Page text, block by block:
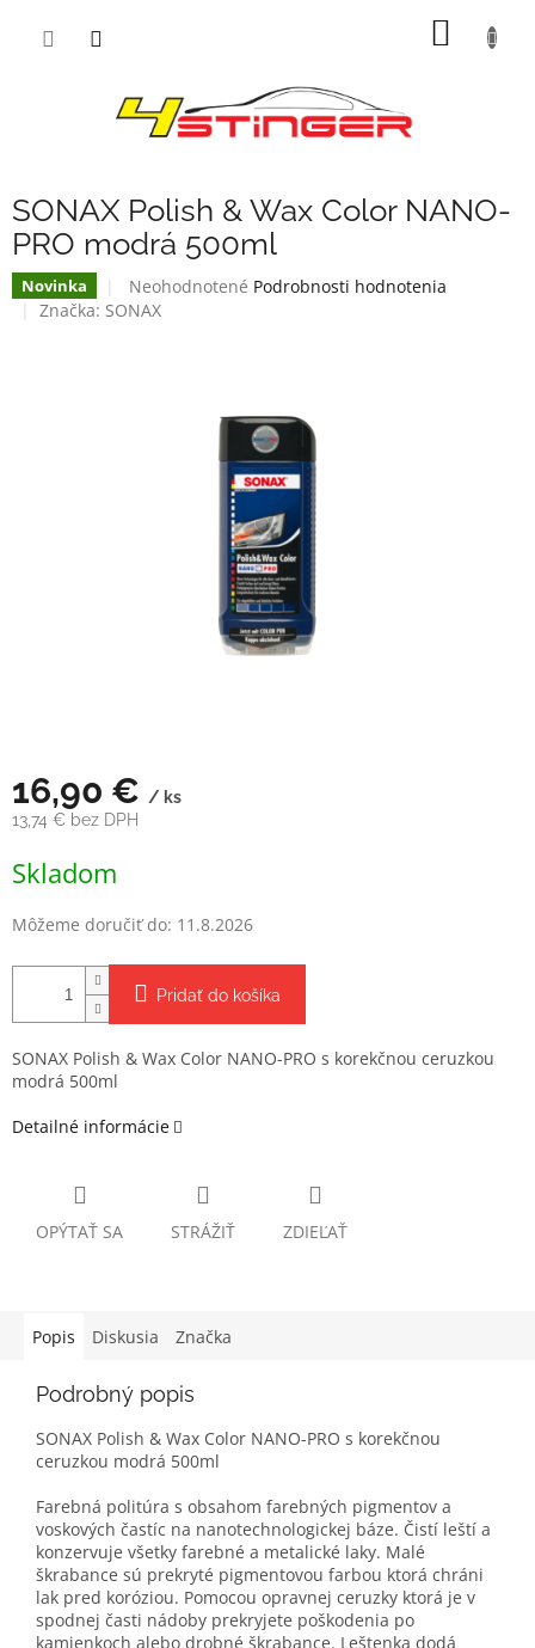
SONAX Polish & Wax Color NANO-
PRO modrá 500ml
Novinka
Priemerné
hodnotenie
hviezdičiek.
Neohodnotené Podrobnosti hodnotenia
Značka: SONAX
16,90 € / ks
13,74 € bez DPH
cena:
Skladom
Môžeme doručiť do: 11.8.2026
Pridať do košíka
SONAX Polish & Wax Color NANO-PRO s korekčnou ceruzkou
modrá 500ml
Detailné informácie
OPÝTAŤ SA STRÁŽIŤ ZDIEĽAŤ
Popis Diskusia Značka
Podrobný popis
SONAX Polish & Wax Color NANO-PRO s korekčnou
ceruzkou modrá 500ml
Farebná politúra s obsahom farebných pigmentov a
voskových častíc na nanotechnologickej báze. Čistí leští a
konzervuje všetky farebné a metalické laky. Malé
škrabance sú prekryté pigmentovou farbou ktorá chráni
lak pred koróziou. Pomocou opravnej ceruzky ktorá je v
spodnej časti nádoby prekryjete poškodenia po
kamienkoch alebo drobné škrabance. Leštenka dodá